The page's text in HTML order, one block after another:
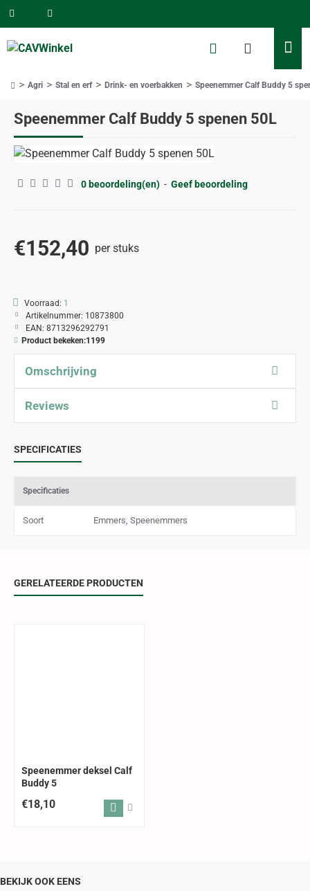
Speenemmer Calf Buddy 5 spenen 50L
Agri Stal en erf Drink- en voerbakken Speenemmer Calf Buddy 5
0 beoordeling(en) - Geef beoordeling
€152,40 per stuks
Voorraad: 1
Artikelnummer: 10873800
EAN: 8713296292791
Product bekeken:1199
Omschrijving
Reviews
SPECIFICATIES
Specificaties
Soort Emmers, Speenemmers
GERELATEERDE PRODUCTEN
Speenemmer deksel Calf
Buddy 5
€18,10
BEKIJK OOK EENS